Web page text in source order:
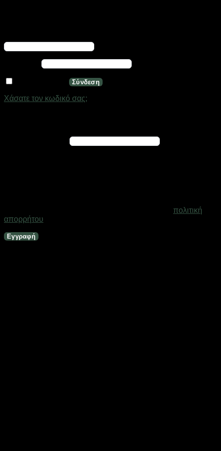
Απαιτείται
Σύνδεση
Χάσατε τον κωδικό σας;
Απαιτείται
πολιτική
απορρήτου
Εγγραφή